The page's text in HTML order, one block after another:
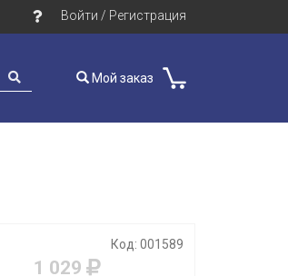
Войти / Регистрация
Мой заказ
Код: 001589
1 029